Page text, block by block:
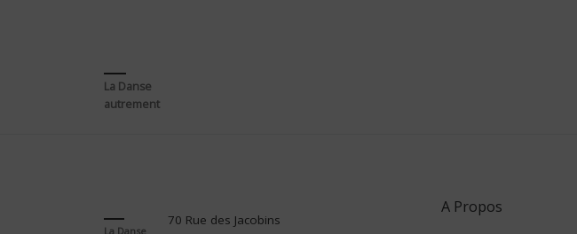
La Danse
autrement
La Danse
70 Rue des Jacobins
A Propos